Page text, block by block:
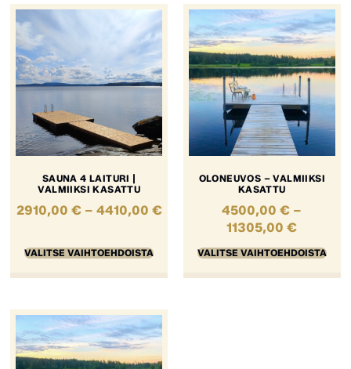
SAUNA 4 LAITURI |
VALMIIKSI KASATTU
2910,00 € – 4410,00 €
VALITSE VAIHTOEHDOISTA
OLONEUVOS – VALMIIKSI
KASATTU
4500,00€ –
11305,00€
VALITSE VAIHTOEHDOISTA